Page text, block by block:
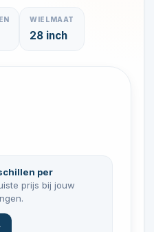
WIELMAAT
28 inch
per
prijs bij jouw